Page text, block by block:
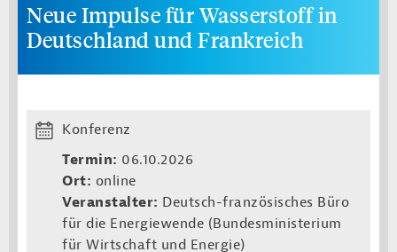
Neue Impulse für Wasserstoff in
Deutschland und Frankreich
Konferenz
Termin: 06.10.2026
Ort: online
Veranstalter: Deutsch-französisches Büro
für die Energiewende (Bundesministerium
für Wirtschaft und Energie)